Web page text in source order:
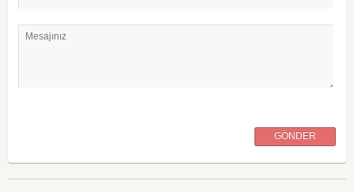
Mesajınız
GÖNDER